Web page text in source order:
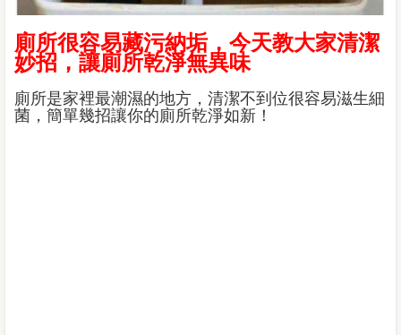
廁所很容易藏污納垢，今天教大家清潔
妙招，讓廁所乾淨無異味
廁所是家裡最潮濕的地方，清潔不到位很容易滋生細
菌，簡單幾招讓你的廁所乾淨如新！